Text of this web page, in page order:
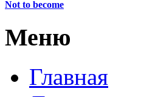
Not to become
Меню
Главная